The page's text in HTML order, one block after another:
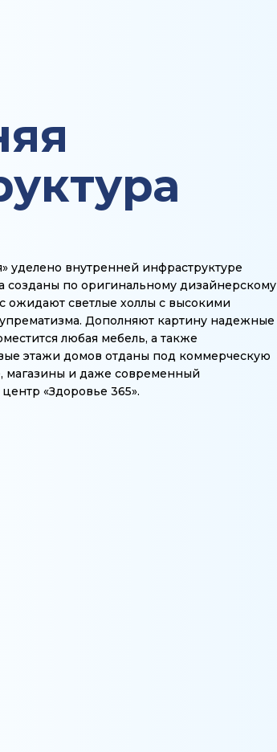
внутренней инфраструктуре
созданы по оригинальному дизайнерскому
ожидают светлые холлы с высокими
Дополняют картину надежные
любая мебель, а также
этажи домов отданы под коммерческую
магазины и даже современный
«Здоровье 365».